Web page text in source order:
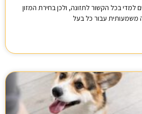
למדי בכל הקשור לתזונה, ולכן בחירת המזון
משמעותית עבור כל בעל